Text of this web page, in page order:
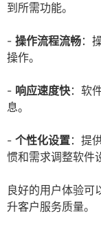
到所需功能。
- 操作流程流畅：
操作。
- 响应速度快：软
息。
- 个性化设置：提
惯和需求调整软件
良好的用户体验可
升客户服务质量。